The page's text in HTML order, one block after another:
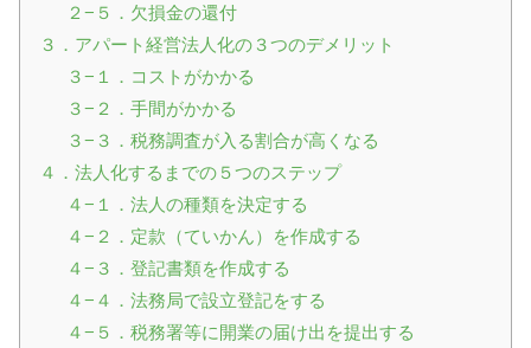
２−５．欠損金の還付
３．アパート経営法人化の３つのデメリット
３−１．コストがかかる
３−２．手間がかかる
３−３．税務調査が入る割合が高くなる
４．法人化するまでの５つのステップ
４−１．法人の種類を決定する
４−２．定款（ていかん）を作成する
４−３．登記書類を作成する
４−４．法務局で設立登記をする
４−５．税務署等に開業の届け出を提出する